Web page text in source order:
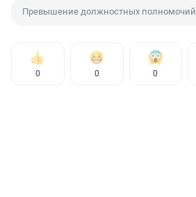
Превышение должностных полномочий
0 0 0